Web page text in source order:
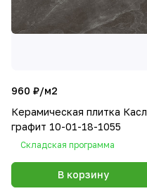
960 ₽/м2
Керамическая плитка Касл
графит 10-01-18-1055
Складская программа
В корзину